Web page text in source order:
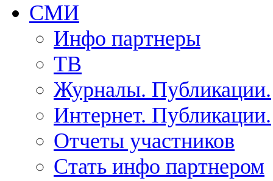
СМИ
Инфо партнеры
ТВ
Журналы. Публикации.
Интернет. Публикации.
Отчеты участников
Стать инфо партнером